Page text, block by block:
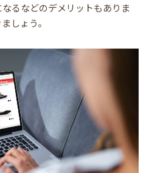
るなどのデメリットもありま
しょう。